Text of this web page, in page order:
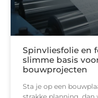
Spinvliesfolie en
slimme basis
bouwprojecten
Sta je op een